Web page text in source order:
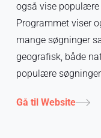
også vise populære
Programmet viser
mange søgninger
geografisk, både
populære søgninger
Gå til Website